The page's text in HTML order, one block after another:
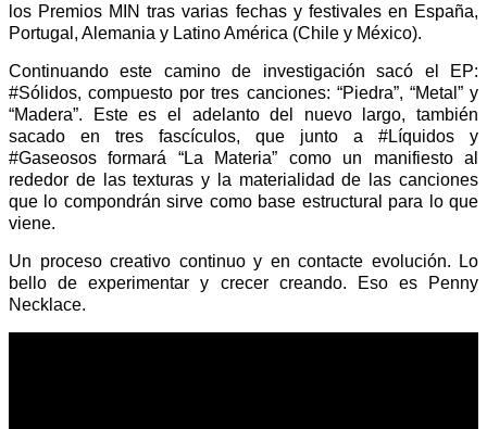
los Premios MIN tras varias fechas y festivales en España,
Portugal, Alemania y Latino América (Chile y México).
Continuando este camino de investigación sacó el EP:
#Sólidos, compuesto por tres canciones: “Piedra”, “Metal” y
“Madera”. Este es el adelanto del nuevo largo, también
sacado en tres fascículos, que junto a #Líquidos y
#Gaseosos formará “La Materia” como un manifiesto al
rededor de las texturas y la materialidad de las canciones
que lo compondrán sirve como base estructural para lo que
viene.
Un proceso creativo continuo y en contacte evolución. Lo
bello de experimentar y crecer creando. Eso es Penny
Necklace.